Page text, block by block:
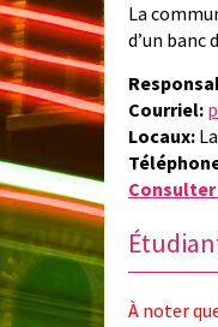
La
d’un banc
Courriel:
Locaux:
À noter